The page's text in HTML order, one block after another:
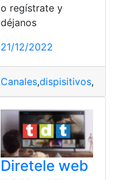
o regístrate y
déjanos
21/12/2022
Canales,dispisitivos,
Diretele web